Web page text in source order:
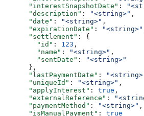
      "interestSnapshotDate"
:
      "description"
: "<string>" ,
      "date"
: "<string>" ,
      "expirationDate"
: "<string>"
      "settlement"
: {
        "id"
: 123 ,
        "name"
: "<string>" ,
        "sentDate"
:
"<string>"
      },
      "lastPaymentDate"
:
      "uniqueId"
: "<string>" ,
      "applyInterest"
: true ,
      "externalReference"
:
      "paymentMethod"
: "<string>" ,
      "isManualPayment"
: true